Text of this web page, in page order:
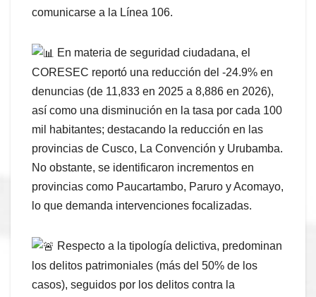
comunicarse a la Línea 106.
En materia de seguridad ciudadana, el
CORESEC reportó una reducción del -24.9% en
denuncias (de 11,833 en 2025 a 8,886 en 2026),
así como una disminución en la tasa por cada 100
mil habitantes; destacando la reducción en las
provincias de Cusco, La Convención y Urubamba.
No obstante, se identificaron incrementos en
provincias como Paucartambo, Paruro y Acomayo,
lo que demanda intervenciones focalizadas.
Respecto a la tipología delictiva, predominan
los delitos patrimoniales (más del 50% de los
casos), seguidos por los delitos contra la